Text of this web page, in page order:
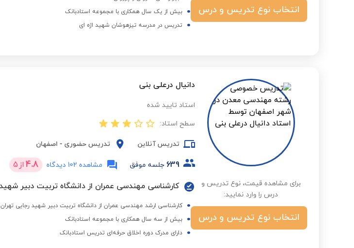
انتخاب نوع تدریس و درس
بیش از یک سال همکاری با مجموعه استادبانک
تدریس در مدرسه تیزهوشان شهید اژه ای
برای مشاهده قیمت، نوع تدریس و
درس را وارد نمایید:
انتخاب نوع تدریس و درس
دانیال درعلی بنی
استاد تایید شده
سطح استاد:
تدریس آنلاین تدریس حضوری - اصفهان
639 جلسه موفق مشاهده 102 دیدگاه 4.8 از 5
کارشناسی ارشد مهندسی عمران از دانشگاه تربیت دبیر شهید رجایی تهران
بیش از سه سال همکاری با مجموعه استادبانک
دارای مدرک دوره اخلاق حرفه‌ای تدریس استادبانک